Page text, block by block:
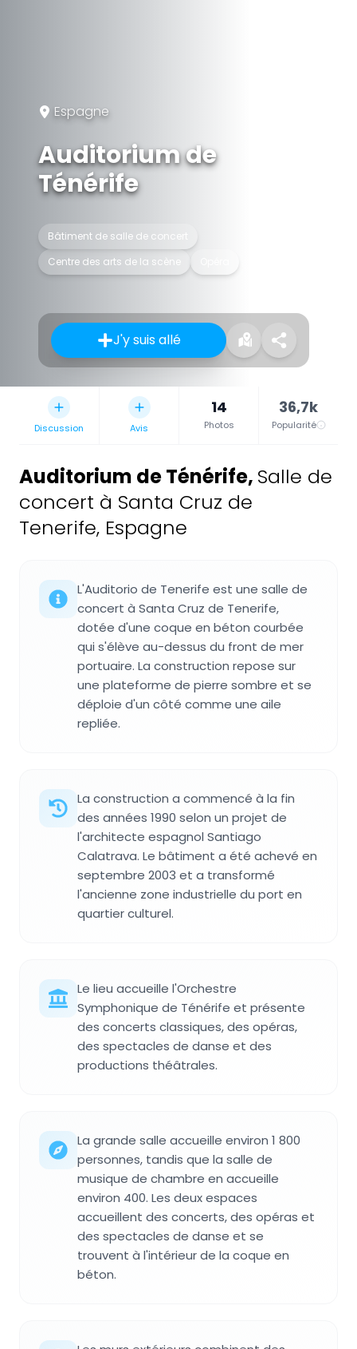
Espagne
Auditorium de
Ténérife
Bâtiment de salle de concert
Centre des arts de la scène
J'y suis allé
Discussion Avis
14
Photos
36,7k
Popularité
Auditorium de Ténérife, Salle de
concert à Santa Cruz de
Tenerife, Espagne
L'Auditorio de Tenerife est une salle de
concert à Santa Cruz de Tenerife,
dotée d'une coque en béton courbée
qui s'élève au-dessus du front de mer
portuaire. La construction repose sur
une plateforme de pierre sombre et se
déploie d'un côté comme une aile
repliée.
La construction a commencé à la fin
des années 1990 selon un projet de
l'architecte espagnol Santiago
Calatrava. Le bâtiment a été achevé en
septembre 2003 et a transformé
l'ancienne zone industrielle du port en
quartier culturel.
Le lieu accueille l'Orchestre
Symphonique de Ténérife et présente
des concerts classiques, des opéras,
des spectacles de danse et des
productions théâtrales.
La grande salle accueille environ 1 800
personnes, tandis que la salle de
musique de chambre en accueille
environ 400. Les deux espaces
accueillent des concerts, des opéras et
des spectacles de danse et se
trouvent à l'intérieur de la coque en
béton.